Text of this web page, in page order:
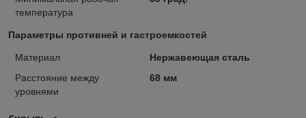
температура
Параметры противней и гастроемкостей
Материал
Нержавеющая сталь
Расстояние между
уровнями
68 мм